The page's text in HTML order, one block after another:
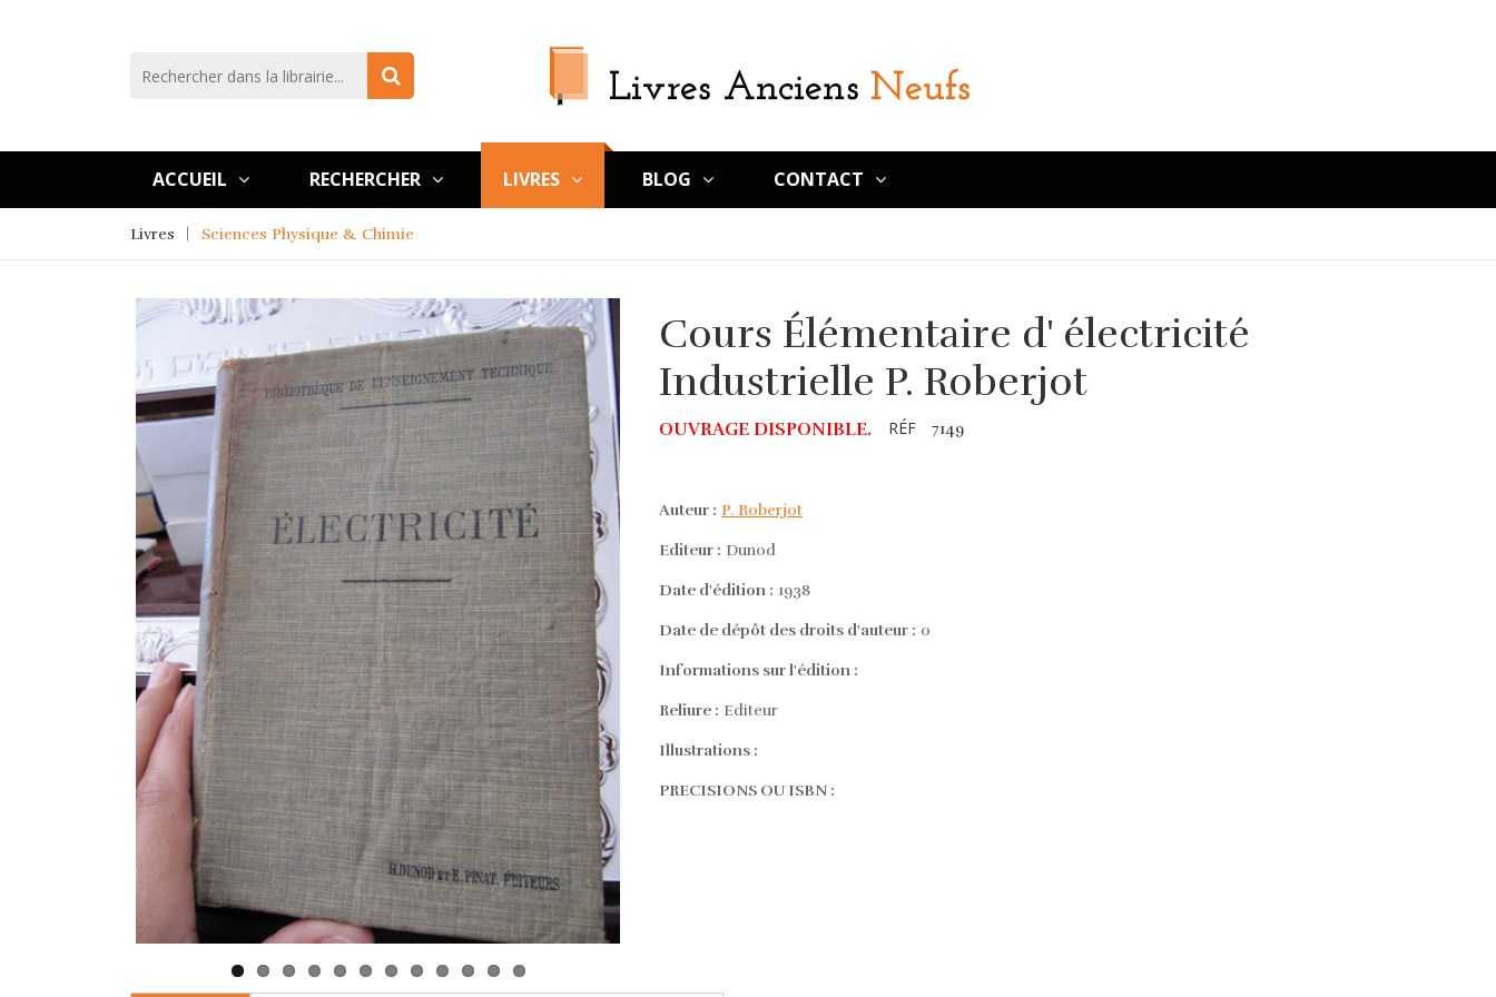
ACCUEIL RECHERCHER LIVRES BLOG CONTACT
Livres Sciences Physique & Chimie
Cours Élémentaire d' électricité
Industrielle P. Roberjot
OUVRAGE DISPONIBLE. RÉF 7149
Auteur : P. Roberjot
Editeur : Dunod
Date d'édition : 1938
Date de dépôt des droits d'auteur : 0
Informations sur l'édition :
Reliure : Editeur
Illustrations :
PRECISIONS OU ISBN :